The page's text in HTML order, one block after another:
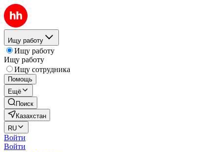
Ищу работу
Ищу работу
Ищу работу
Ищу сотрудника
Помощь
Ещё
Поиск
Казахстан
RU
Войти
Войти